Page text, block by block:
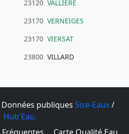
23120 VALLIERE
23170 VERNEIGES
23170 VIERSAT
23800 VILLARD
publiques Sise-Eaux/
Hub'Eau.